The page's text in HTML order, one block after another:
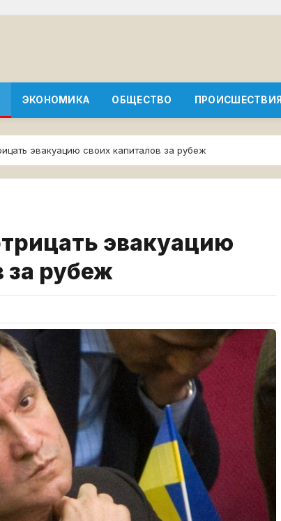
ЭКОНОМИКА ОБЩЕСТВО ПРОИСШЕСТВИЯ
эвакуацию своих капиталов за рубеж
эвакуацию
за рубеж